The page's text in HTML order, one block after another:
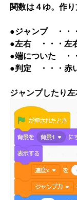
関数は４ゆ。作
●ジャンプ ・・
●左右 ・・・左
●端についた ・
●判定 ・・・赤
ジャンプしたり